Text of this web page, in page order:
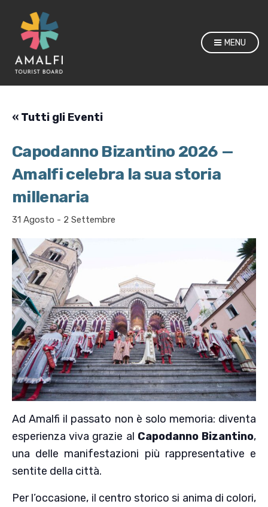
MENU
« Tutti gli Eventi
Capodanno Bizantino 2026 —
Amalfi celebra la sua storia
millenaria
31 Agosto - 2 Settembre
Ad Amalfi il passato non è solo memoria: diventa
esperienza viva grazie al Capodanno Bizantino,
una delle manifestazioni più rappresentative e
sentite della città.
Per l’occasione, il centro storico si anima di colori,